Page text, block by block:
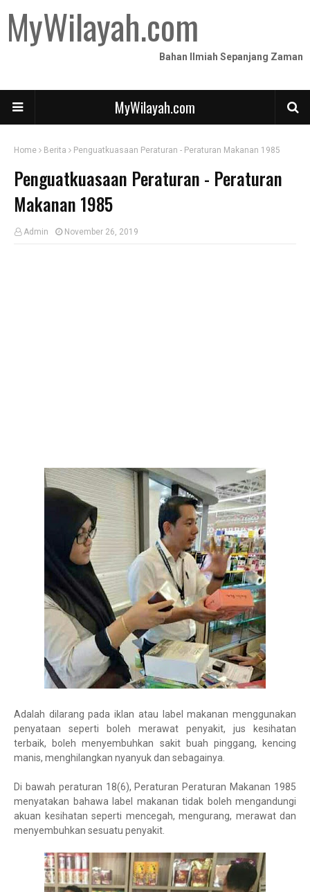
MyWilayah.com
Bahan Ilmiah Sepanjang Zaman
MyWilayah.com
Home Berita Penguatkuasaan Peraturan - Peraturan Makanan 1985
Penguatkuasaan Peraturan - Peraturan
Makanan 1985
Admin November 26, 2019
Adalah dilarang pada iklan atau label makanan menggunakan
penyataan seperti boleh merawat penyakit, jus kesihatan
terbaik, boleh menyembuhkan sakit buah pinggang, kencing
manis, menghilangkan nyanyuk dan sebagainya.
Di bawah peraturan 18(6), Peraturan Peraturan Makanan 1985
menyatakan bahawa label makanan tidak boleh mengandungi
akuan kesihatan seperti mencegah, mengurang, merawat dan
menyembuhkan sesuatu penyakit.